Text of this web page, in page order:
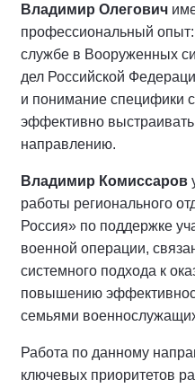
Владимир Олегович
профессиональный
службе в Вооруженных
дел Российской
и понимание специфики
эффективно
направлению.
Владимир Комиссаров
работы регионального
Россия» по поддержке
военной операции,
системного подхода к
повышению
семьями
Работа по данному
ключевых приоритетов